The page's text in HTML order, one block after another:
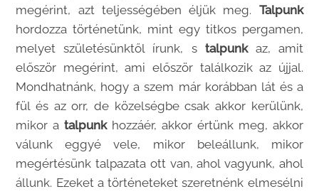
megérint, azt teljességében éljük meg. Talpunk
hordozza történetünk, mint egy titkos pergamen,
melyet születésünktől írunk, s talpunkaz, amit
először megérint, ami először találkozik az újjal.
Mondhatnánk, hogy a szem már korábban lát és a
fül és az orr, de közelségbe csak akkor kerülünk,
mikor a talpunkhozzáér, akkor értünk meg, akkor
válunk eggyé vele, mikor beleállunk, mikor
megértésünk talpazata ott van, ahol vagyunk, ahol
állunk. Ezeket a történeteket szeretnénk elmesélni